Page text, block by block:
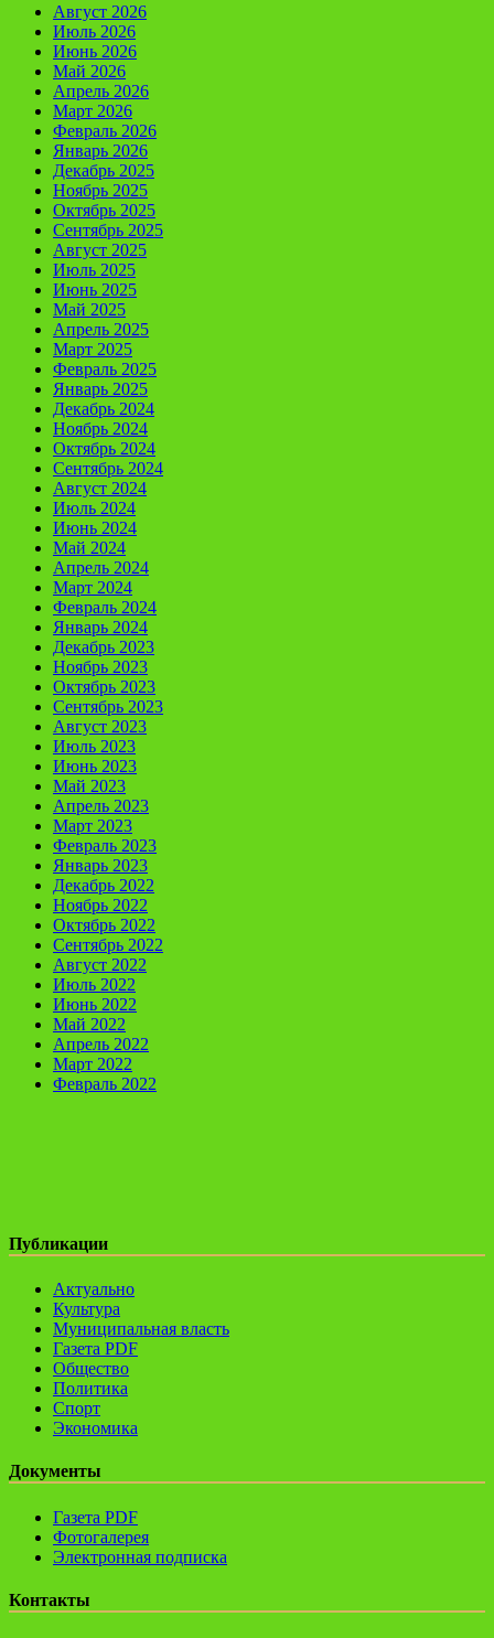
Август 2026
Июль 2026
Июнь 2026
Май 2026
Апрель 2026
Март 2026
Февраль 2026
Январь 2026
Декабрь 2025
Ноябрь 2025
Октябрь 2025
Сентябрь 2025
Август 2025
Июль 2025
Июнь 2025
Май 2025
Апрель 2025
Март 2025
Февраль 2025
Январь 2025
Декабрь 2024
Ноябрь 2024
Октябрь 2024
Сентябрь 2024
Август 2024
Июль 2024
Июнь 2024
Май 2024
Апрель 2024
Март 2024
Февраль 2024
Январь 2024
Декабрь 2023
Ноябрь 2023
Октябрь 2023
Сентябрь 2023
Август 2023
Июль 2023
Июнь 2023
Май 2023
Апрель 2023
Март 2023
Февраль 2023
Январь 2023
Декабрь 2022
Ноябрь 2022
Октябрь 2022
Сентябрь 2022
Август 2022
Июль 2022
Июнь 2022
Май 2022
Апрель 2022
Март 2022
Февраль 2022
Публикации
Актуально
Культура
Муниципальная власть
Газета PDF
Общество
Политика
Спорт
Экономика
Документы
Газета PDF
Фотогалерея
Электронная подписка
Контакты